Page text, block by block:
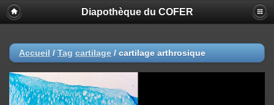
Diapothèque du COFER
Accueil / Tag cartilage / cartilage arthrosique